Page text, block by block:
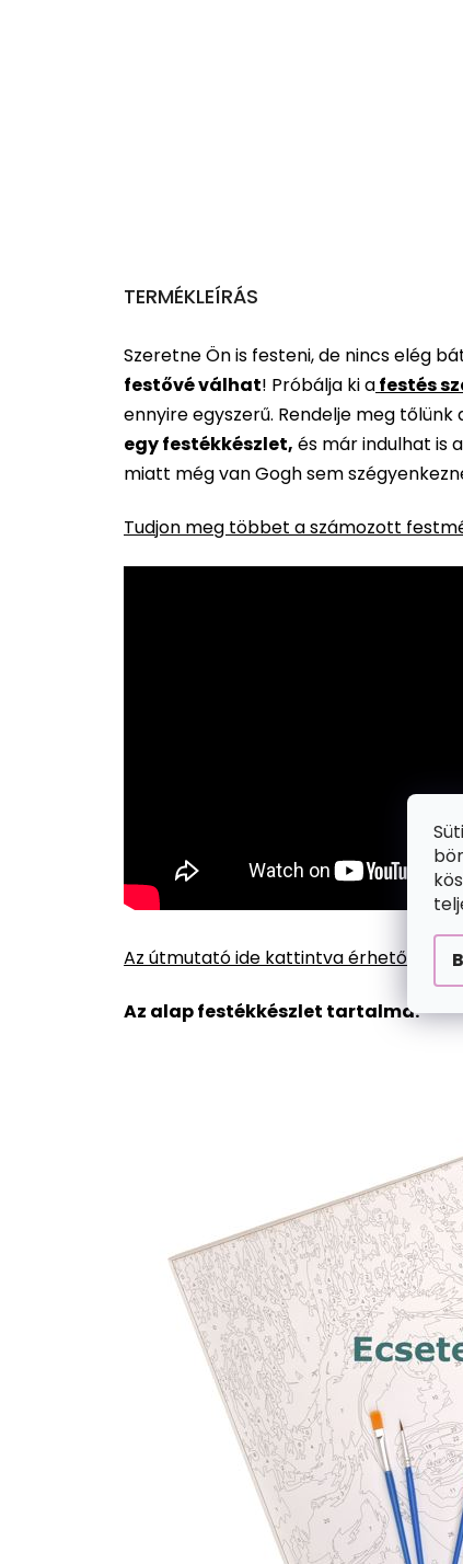
TERMÉKLEÍRÁS
Szeretne Ön is festeni, de nincs elég
festővé válhat! Próbálja ki afestés
ennyire egyszerű. Rendelje meg tőlünk
egy festékkészlet, és már indulhat is
miatt még van Gogh sem
Tudjon meg többet a számozott
Az útmutató ide kattintva érhető el.
Az alap festékkészlet tartalma: